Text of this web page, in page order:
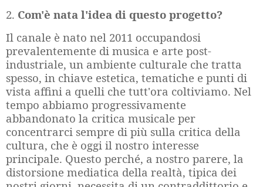
2. Com'è nata l'idea di questo progetto?
Il canale è nato nel 2011 occupandosi
prevalentemente di musica e arte post-
industriale, un ambiente culturale che tratta
spesso, in chiave estetica, tematiche e punti di
vista affini a quelli che tutt'ora coltiviamo. Nel
tempo abbiamo progressivamente
abbandonato la critica musicale per
concentrarci sempre di più sulla critica della
cultura, che è oggi il nostro interesse
principale. Questo perché, a nostro parere, la
distorsione mediatica della realtà, tipica dei